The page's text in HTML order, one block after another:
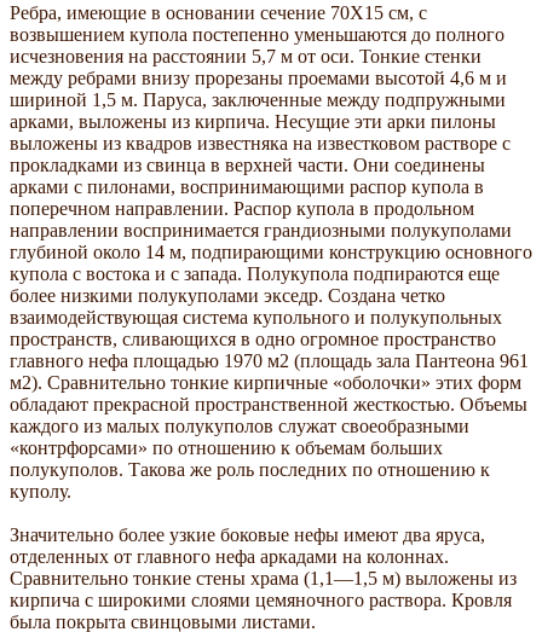
Ребра, имеющие в основании сечение 70Х15 см, с
возвышением купола постепенно уменьшаются до полного
исчезновения на расстоянии 5,7 м от оси. Тонкие стенки
между ребрами внизу прорезаны проемами высотой 4,6 м и
шириной 1,5 м. Паруса, заключенные между подпружными
арками, выложены из кирпича. Несущие эти арки пилоны
выложены из квадров известняка на известковом растворе с
прокладками из свинца в верхней части. Они соединены
арками с пилонами, воспринимающими распор купола в
поперечном направлении. Распор купола в продольном
направлении воспринимается грандиозными полукуполами
глубиной около 14 м, подпирающими конструкцию основного
купола с востока и с запада. Полукупола подпираются еще
более низкими полукуполами экседр. Создана четко
взаимодействующая система купольного и полукупольных
пространств, сливающихся в одно огромное пространство
главного нефа площадью 1970 м2 (площадь зала Пантеона 961
м2). Сравнительно тонкие кирпичные «оболочки» этих форм
обладают прекрасной пространственной жесткостью. Объемы
каждого из малых полукуполов служат своеобразными
«контрфорсами» по отношению к объемам больших
полукуполов. Такова же роль последних по отношению к
куполу.
Значительно более узкие боковые нефы имеют два яруса,
отделенных от главного нефа аркадами на колоннах.
Сравнительно тонкие стены храма (1,1—1,5 м) выложены из
кирпича с широкими слоями цемяночного раствора. Кровля
была покрыта свинцовыми листами.